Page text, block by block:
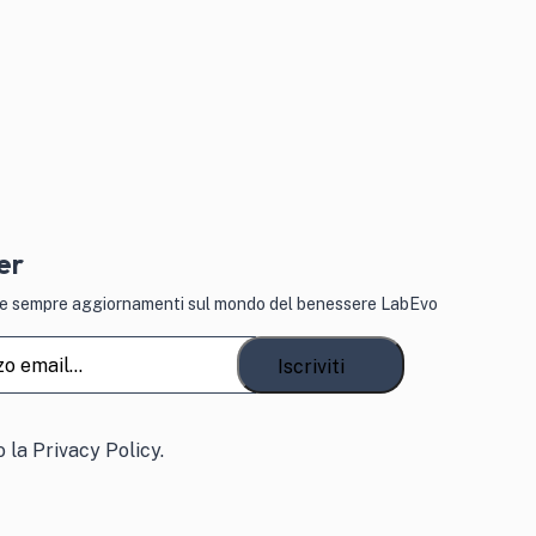
sempre aggiornamenti sul mondo del benessere LabEvo
la Privacy Policy.